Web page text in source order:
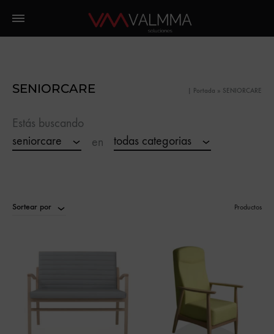
SENIORCARE | Portada » SENIORCARE
Estás buscando
seniorcare
en todas categorias
Sortear por Productos